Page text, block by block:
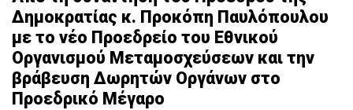
Δημοκρατίας κ. Προκόπη Παυλόπουλου
με το νέο Προεδρείο του Εθνικού
Οργανισμού Μεταμοσχεύσεων και την
βράβευση Δωρητών Οργάνων στο
Προεδρικό Μέγαρο